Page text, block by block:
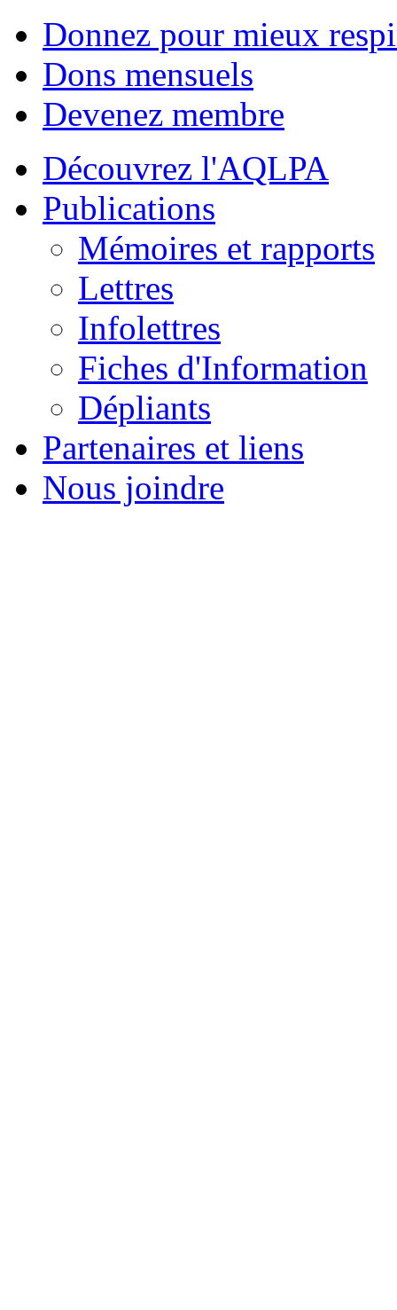
Donnez pour mieux
Dons mensuels
Devenez membre
Découvrez l'AQLPA
Publications
Mémoires et rapports
Lettres
Infolettres
Fiches d'Information
Dépliants
Partenaires et liens
Nous joindre